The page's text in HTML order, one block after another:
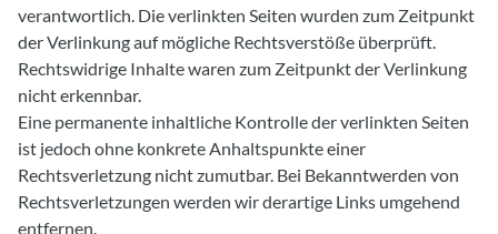
verantwortlich. Die verlinkten Seiten wurden zum Zeitpunkt
der Verlinkung auf mögliche Rechtsverstöße überprüft.
Rechtswidrige Inhalte waren zum Zeitpunkt der Verlinkung
nicht erkennbar.
Eine permanente inhaltliche Kontrolle der verlinkten Seiten
ist jedoch ohne konkrete Anhaltspunkte einer
Rechtsverletzung nicht zumutbar. Bei Bekanntwerden von
Rechtsverletzungen werden wir derartige Links umgehend
entfernen.